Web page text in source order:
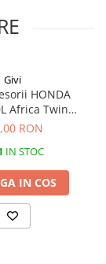
Givi
HONDA
Africa Twin
(20 - 23)
Sports (24)
TWIN (24)
Twin (20 -
23)
RON
IN STOC
IN COS